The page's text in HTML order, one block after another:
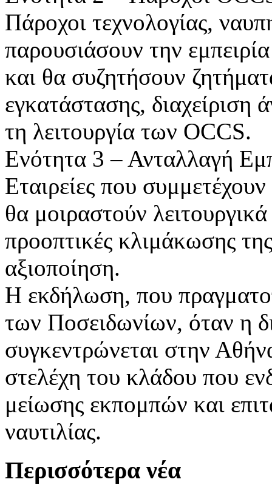
Πάροχοι τεχνολογίας,
παρουσιάσουν την
και θα συζητήσουν
εγκατάστασης, διαχείριση
τη λειτουργία των OCCS.
Ενότητα 3 – Ανταλλαγή
Εταιρείες που
θα μοιραστούν
προοπτικές κλιμάκωσης
αξιοποίηση.
Η εκδήλωση, που
των Ποσειδωνίων, όταν η
συγκεντρώνεται στην
στελέχη του κλάδου που
μείωσης εκπομπών και
ναυτιλίας.
Περισσότερα νέα